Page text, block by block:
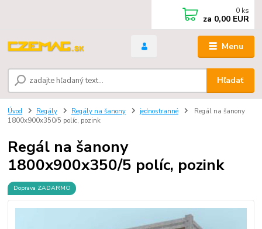
Menu
Hľadať
0 ks
za 0,00 EUR
Úvod Regály Regály na šanony jednostranné
Regál na šanony
1800x900x350/5 políc, pozink
Regál na šanony
1800x900x350/5 políc, pozink
Doprava ZADARMO